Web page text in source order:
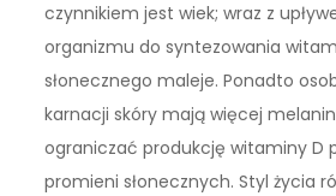
czynnikiem jest wiek; wraz z
organizmu do syntezowania
słonecznego maleje. Ponadto
karnacji skóry mają więcej
ograniczać produkcję witaminy D
promieni słonecznych. Styl życia